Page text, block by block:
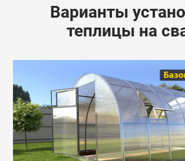
Варианты
теплицы на